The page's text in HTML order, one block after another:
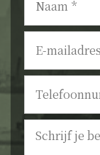
E-
mailadres *
Bericht